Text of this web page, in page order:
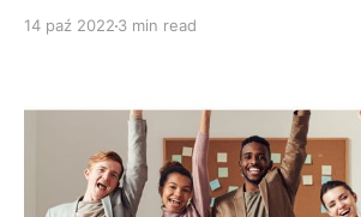
odpowiedź na kilka moich pytań. Oto one: 1. W jakim
14 paź 2022 3 min read